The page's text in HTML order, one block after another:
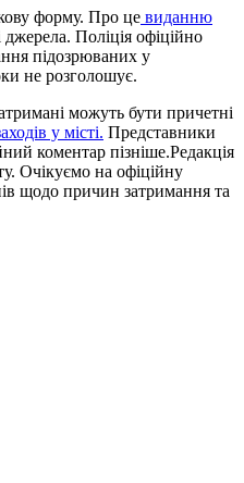
форму. Про це виданню
Поліція офіційно
підозрюваних у
не розголошує.
можуть бути причетні
у місті. Представники
коментар пізніше.Редакція
Очікуємо на офіційну
щодо причин затримання та